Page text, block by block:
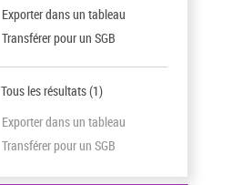
Exporter dans un tableau
Transférer pour un SGB
Tous les résultats(1)
Exporter dans un tableau
Transférer pour un SGB